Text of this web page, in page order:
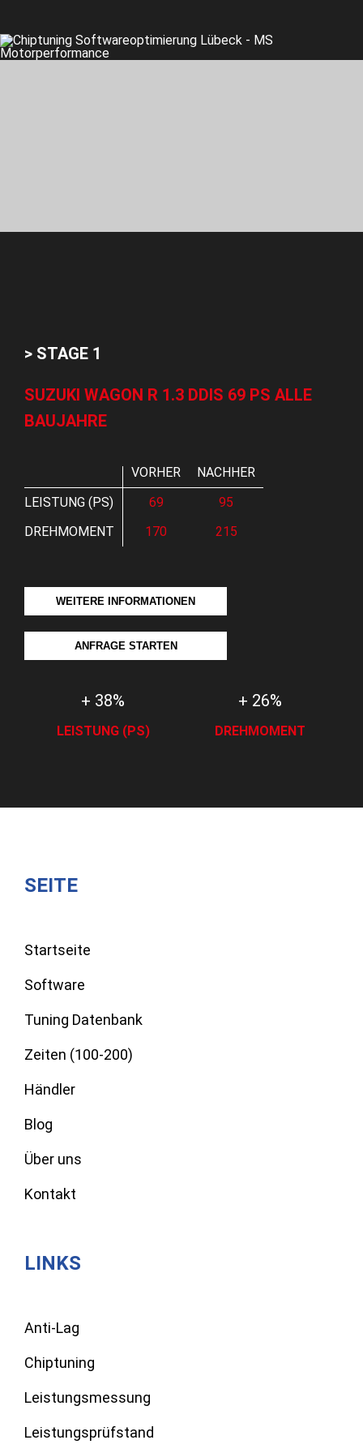
> STAGE 1
SUZUKI WAGON R 1.3 DDIS 69 PS ALLE
BAUJAHRE
VORHER
NACHHER
LEISTUNG (PS)
69
95
DREHMOMENT
170 215
WEITERE INFORMATIONEN
ANFRAGE STARTEN
+ 38%
LEISTUNG (PS)
+ 26%
DREHMOMENT
SEITE
Startseite
Software
Tuning Datenbank
Zeiten (100-200)
Händler
Blog
Über uns
Kontakt
LINKS
Anti-Lag
Chiptuning
Leistungsmessung
Leistungsprüfstand